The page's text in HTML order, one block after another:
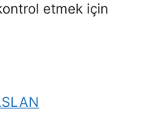
etmek için